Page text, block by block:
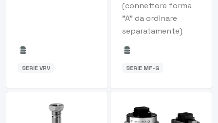
SERIE VRV
(connettore forma
"A" da ordinare
separatamente)
SERIE MF-G